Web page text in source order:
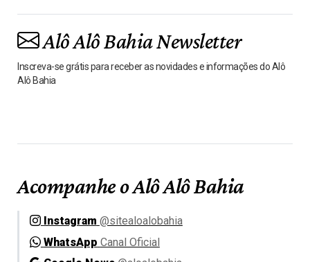
Alô Alô Bahia Newsletter
Inscreva-se grátis para receber as novidades e informações do Alô
Alô Bahia
Acompanhe o Alô Alô Bahia
Instagram @sitealoalobahia
WhatsApp Canal Oficial